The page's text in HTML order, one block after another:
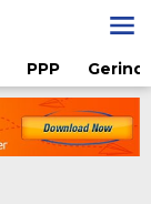
PPP